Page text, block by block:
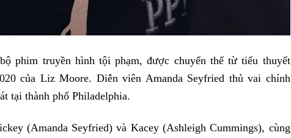
phim truyền hình tội phạm, được chuyển thể từ tiểu thuyết
của Liz Moore. Diễn viên Amanda Seyfried thủ vai chính
tại thành phố Philadelphia.
(Amanda Seyfried) và Kacey (Ashleigh Cummings), cùng